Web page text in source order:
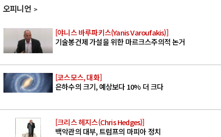
오피니언
[야니스 바루파키스(Yanis Varoufakis)]
기술봉건제 가설을 위한 마르크스주의적 논거
[코스모스, 대화]
은하수의 크기, 예상보다 10% 더 크다
[크리스 헤지스(Chris Hedges)]
백악관의 대부, 트럼프의 마피아 정치